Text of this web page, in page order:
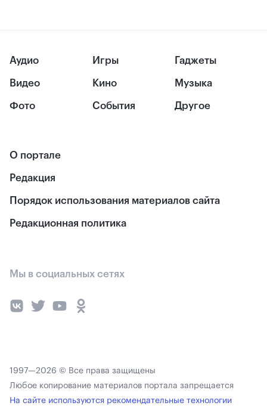
Аудио
Видео
Фото
Игры
Кино
События
Гаджеты
Музыка
Другое
О портале
Редакция
Порядок использования материалов сайта
Редакционная политика
Мы в социальных сетях
1997—2026 © Все права защищены
Любое копирование материалов портала запрещается
На сайте используются рекомендательные технологии